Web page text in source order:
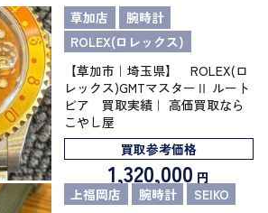
草加店
腕時計
ROLEX(ロレックス)
【草加市｜埼玉県】 ROLEX(ロ
レックス)GMTマスターⅡ ルート
ビア 買取実績｜ 高価買取なら
こやし屋
買取参考価格
1,320,000 円
上福岡店 腕時計
SEIKO